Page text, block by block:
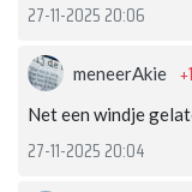
27-11-2025 20:06
meneerAkie
Net een windje
27-11-2025 20:04